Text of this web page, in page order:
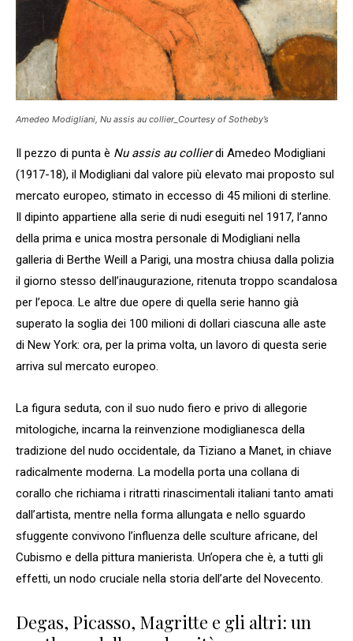
Amedeo Modigliani, Nu assis au collier_Courtesy of Sotheby’s
Il pezzo di punta è Nu assis au collierdi Amedeo Modigliani
(1917-18), il Modigliani dal valore più elevato mai proposto sul
mercato europeo, stimato in eccesso di 45 milioni di sterline.
Il dipinto appartiene alla serie di nudi eseguiti nel 1917, l’anno
della prima e unica mostra personale di Modigliani nella
galleria di Berthe Weill a Parigi, una mostra chiusa dalla polizia
il giorno stesso dell’inaugurazione, ritenuta troppo scandalosa
per l’epoca. Le altre due opere di quella serie hanno già
superato la soglia dei 100 milioni di dollari ciascuna alle aste
di New York: ora, per la prima volta, un lavoro di questa serie
arriva sul mercato europeo.
La figura seduta, con il suo nudo fiero e privo di allegorie
mitologiche, incarna la reinvenzione modiglianesca della
tradizione del nudo occidentale, da Tiziano a Manet, in chiave
radicalmente moderna. La modella porta una collana di
corallo che richiama i ritratti rinascimentali italiani tanto amati
dall’artista, mentre nella forma allungata e nello sguardo
sfuggente convivono l’influenza delle sculture africane, del
Cubismo e della pittura manierista. Un’opera che è, a tutti gli
effetti, un nodo cruciale nella storia dell’arte del Novecento.
Degas, Picasso, Magritte e gli altri: un